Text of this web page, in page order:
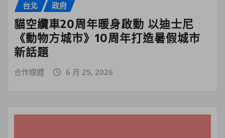
台北 政府
貓空纜車20周年暖身啟動 以迪士尼
《動物方城市》10周年打造暑假城市
新話題
合作媒體 6 月 25, 2026